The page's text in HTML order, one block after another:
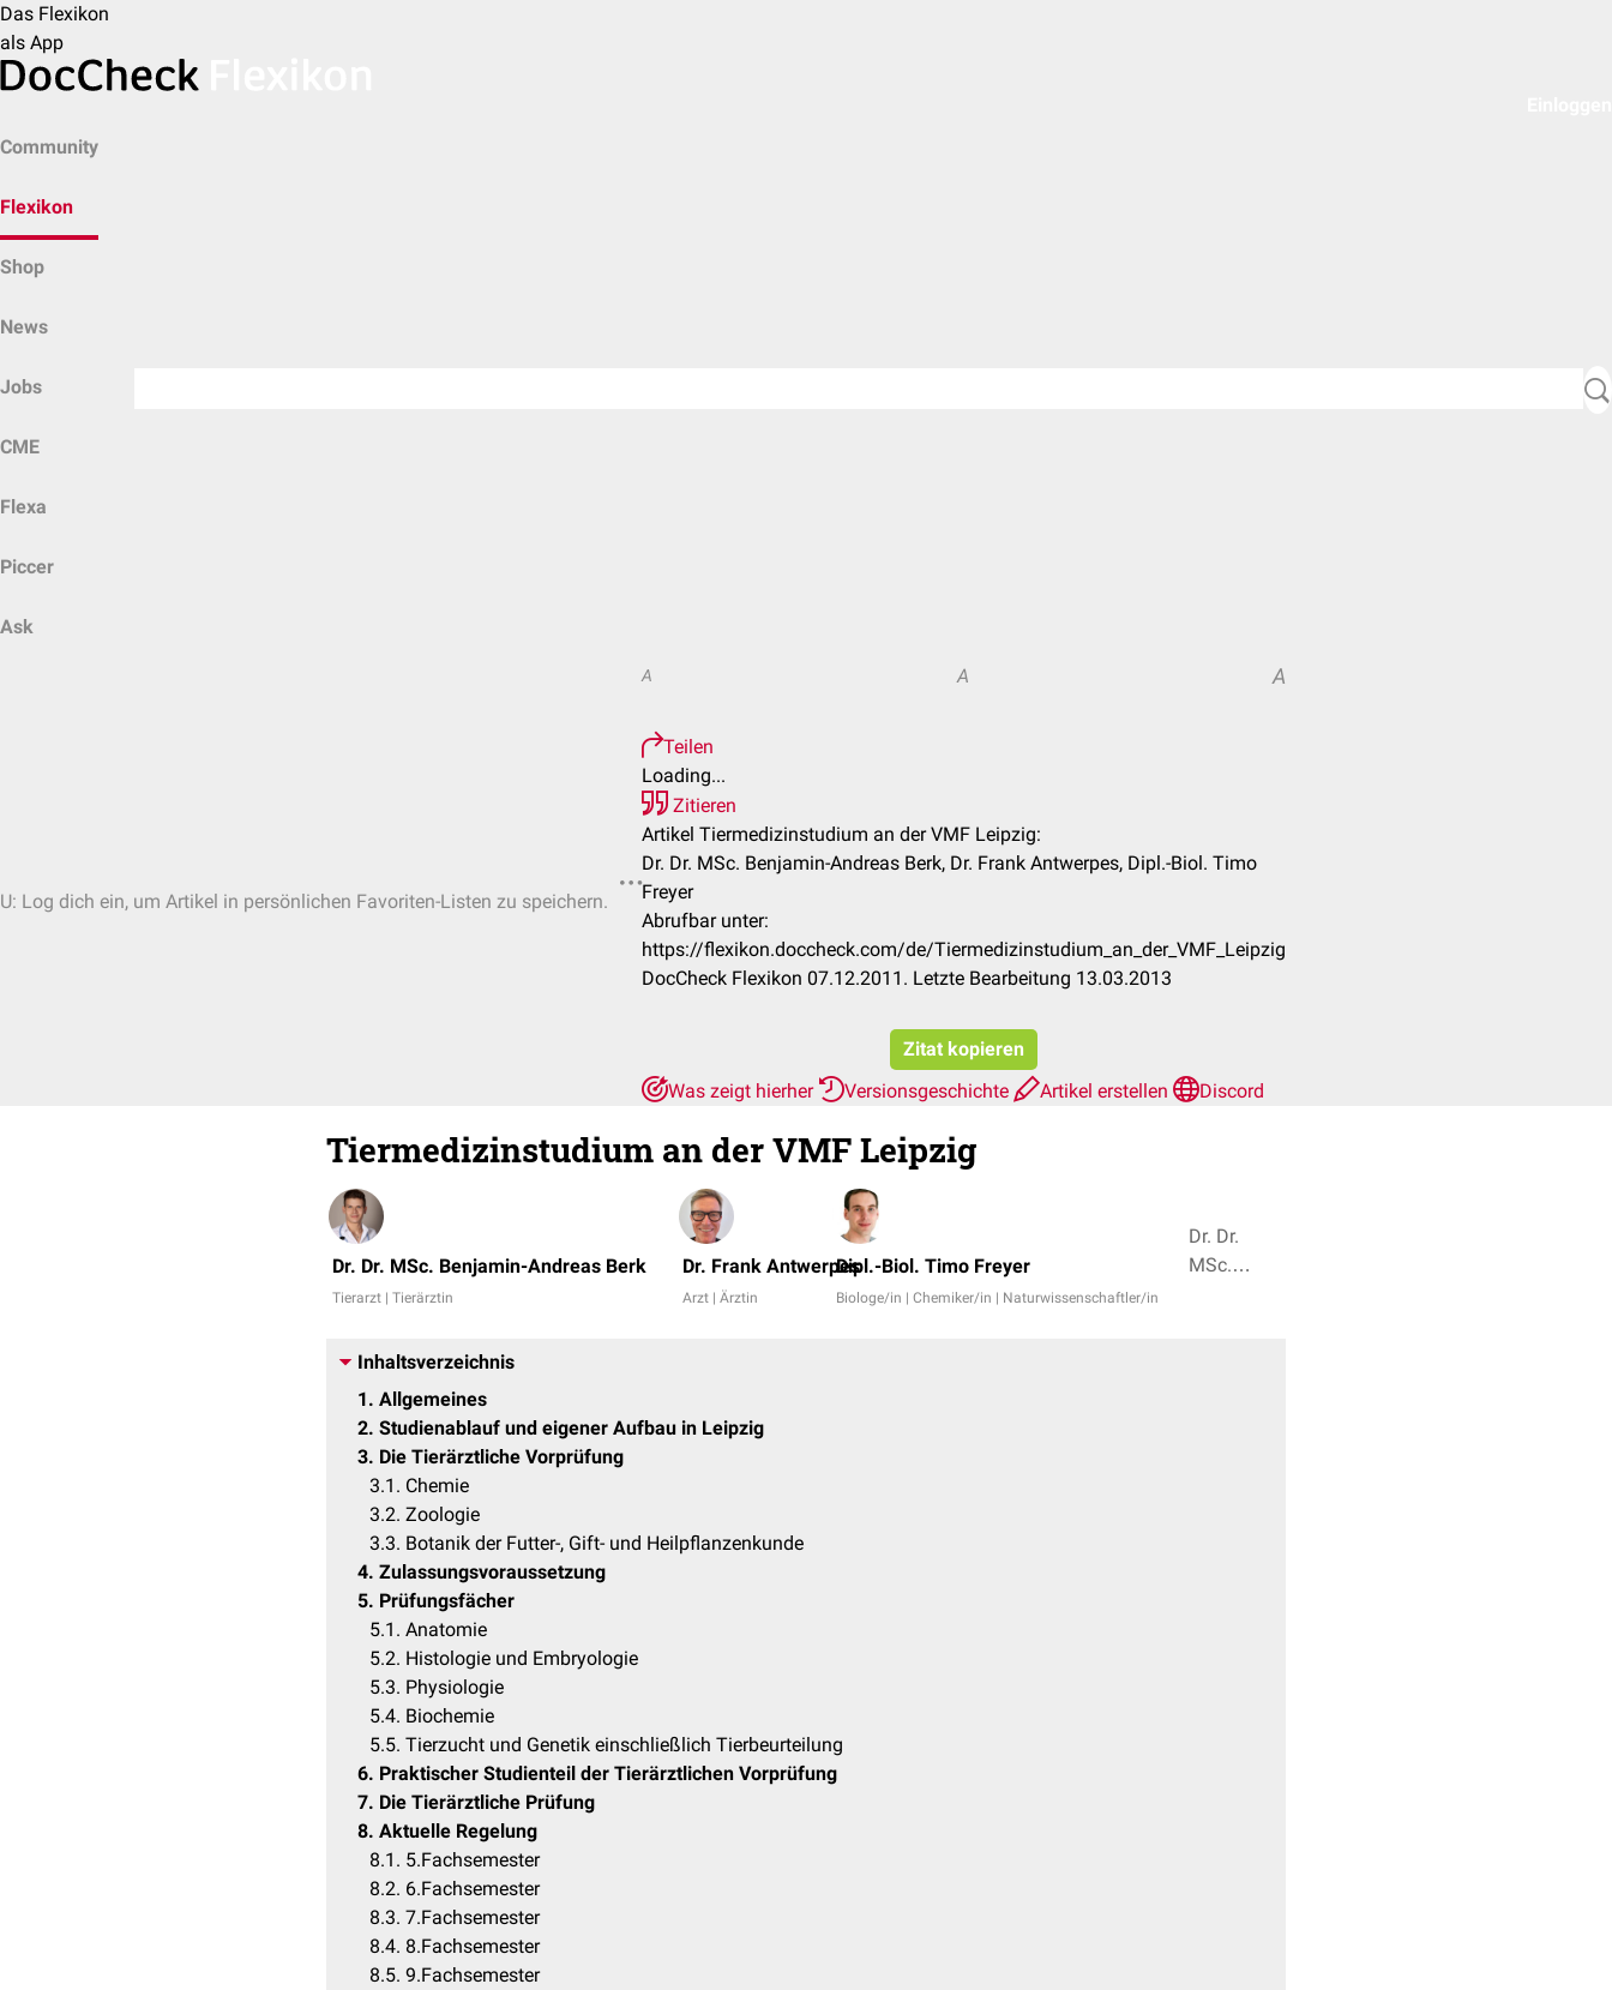
Das Flexikon
als App
Community
Flexikon
Shop
News
Jobs
CME
Flexa
Piccer
Ask
Log dich ein, um Artikel in persönlichen Favoriten-Listen zu speichern.
A A A
Teilen
Loading...
Zitieren
Artikel Tiermedizinstudium an der VMF Leipzig:
Dr. Dr. MSc. Benjamin-Andreas Berk, Dr. Frank Antwerpes, Dipl.-Biol. Timo
Freyer
Abrufbar unter:
https://flexikon.doccheck.com/de/Tiermedizinstudium_an_der_VMF_Leipzig
DocCheck Flexikon 07.12.2011. Letzte Bearbeitung 13.03.2013
Zitat kopieren
Was zeigt hierher
Versionsgeschichte Artikel erstellen Discord
Tiermedizinstudium an der VMF Leipzig
Dr. Dr. MSc. Benjamin-Andreas Berk
Tierarzt | Tierärztin
Dr. Frank Antwerpes
Arzt | Ärztin
Dipl.-Biol. Timo Freyer
Biologe/in | Chemiker/in | Naturwissenschaftler/in
Dr. Dr.
MSc.
Inhaltsverzeichnis
1 Allgemeines
2 Studienablauf und eigener Aufbau in Leipzig
3 Die Tierärztliche Vorprüfung
3.1
Chemie
3.2 Zoologie
3.3 Botanik der Futter-, Gift- und Heilpflanzenkunde
4 Zulassungsvoraussetzung
5 Prüfungsfächer
5.1 Anatomie
5.2 Histologie und Embryologie
5.3 Physiologie
5.4 Biochemie
5.5 Tierzucht und Genetik einschließlich Tierbeurteilung
6 Praktischer Studienteil der Tierärztlichen Vorprüfung
7 Die Tierärztliche Prüfung
8 Aktuelle Regelung
8.1
5.Fachsemester
8.2 6.Fachsemester
8.3 7.Fachsemester
8.4 8.Fachsemester
8.5 9.Fachsemester